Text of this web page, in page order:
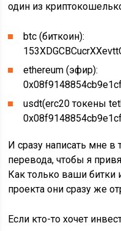
один из
btc (биткоин):
ethereum (эфир):
usdt(erc20 токены
И сразу написать мне
перевода, чтобы я
Как только ваши битки
проекта они сразу же
Если кто-то хочет